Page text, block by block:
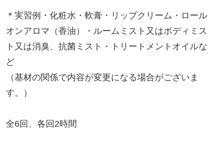
＊実習例・化粧水・軟膏・リップクリーム・ロール
オンアロマ（香油）・ルームミスト又はボディミス
ト又は消臭、抗菌ミスト・トリートメントオイルな
ど
（基材の関係で内容が変更になる場合がございま
す。）
全6回、各回2時間